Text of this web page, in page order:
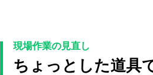
現場作業の見直し
ちょっとした道具